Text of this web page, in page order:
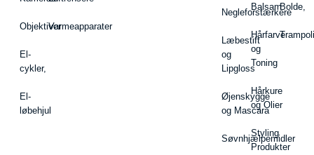
Objektiver
El-
cykler,
El-
løbehjul
Varmeapparater
Negleforstærkere
Læbestift
og
Lipgloss
Øjenskygge
og Mascara
Søvnhjælpemidler
Balsam
Hårfarve
og
Toning
Hårkure
og Olier
Styling
Produkter
Bolde,